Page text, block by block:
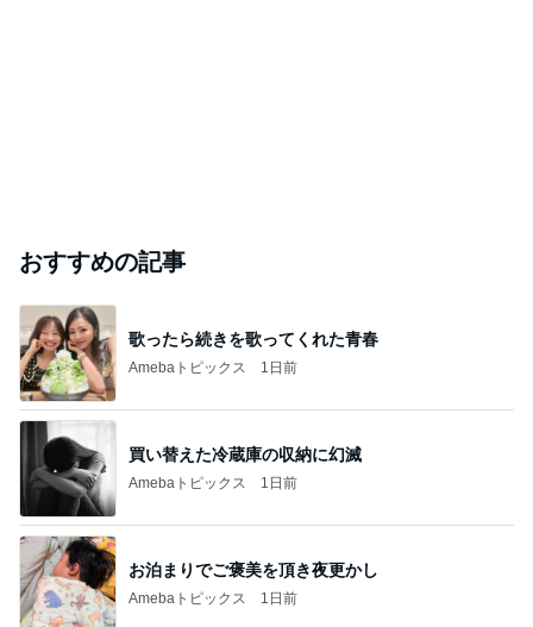
おすすめの記事
歌ったら続きを歌ってくれた青春
Amebaトピックス 1日前
買い替えた冷蔵庫の収納に幻滅
Amebaトピックス 1日前
お泊まりでご褒美を頂き夜更かし
Amebaトピックス 1日前